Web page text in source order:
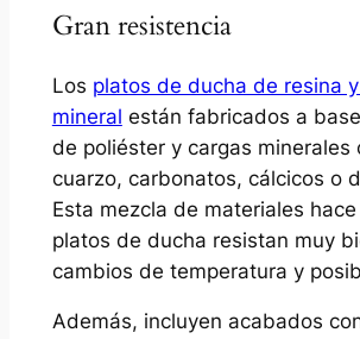
Gran resistencia
Los platos de ducha de resina
mineral están fabricados a
de poliéster y cargas minerales
cuarzo, carbonatos, cálcicos o
Esta mezcla de materiales
platos de ducha resistan muy
cambios de temperatura y
Además, incluyen acabados